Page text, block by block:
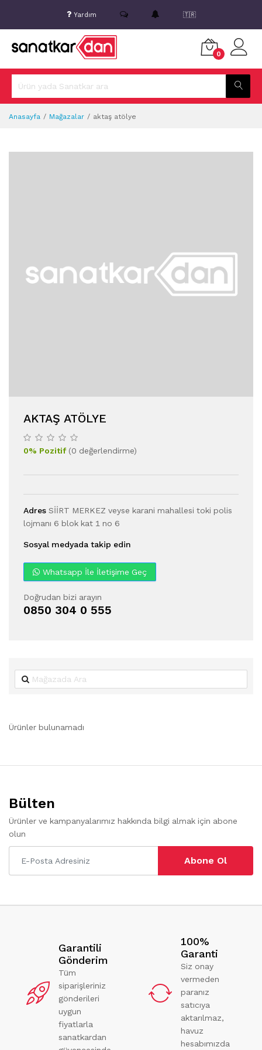
Yardım 🇹🇷
0
Anasayfa Mağazalar aktaş atölye
AKTAŞ ATÖLYE
0% Pozitif(0 değerlendirme)
Adres SİİRT MERKEZ veyse karani mahallesi toki polis
lojmanı 6 blok kat 1 no 6
Sosyal medyada takip edin
Whatsapp İle İletişime Geç
Doğrudan bizi arayın
0850 304 0 555
Ürünler bulunamadı
Bülten
Ürünler ve kampanyalarımız hakkında bilgi almak için abone
olun
Abone Ol
Garantili
Gönderim
Tüm
siparişleriniz
gönderileri
uygun
fiyatlarla
sanatkardan
100%
Garanti
Siz onay
vermeden
paranız
satıcıya
aktarılmaz,
havuz
hesabımızda